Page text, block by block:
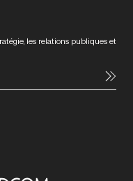
les relations publiques et